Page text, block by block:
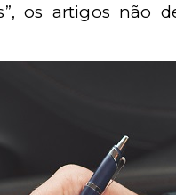
os artigos não